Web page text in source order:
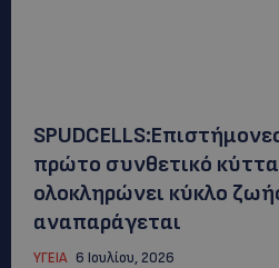
πρώτο συνθετικό
ολοκληρώνει κύκλο
αναπαράγεται
ΥΓΕΙΑ 6 Ιουλίου, 2026